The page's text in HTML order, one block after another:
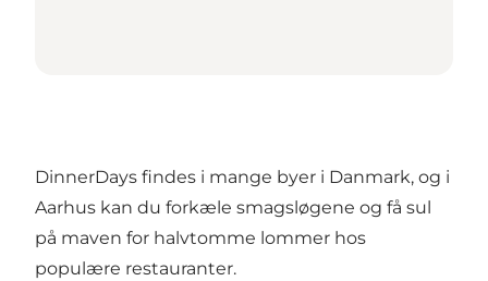
DinnerDays findes i mange byer i Danmark, og i
Aarhus kan du forkæle smagsløgene og få sul
på maven for halvtomme lommer hos
populære restauranter.